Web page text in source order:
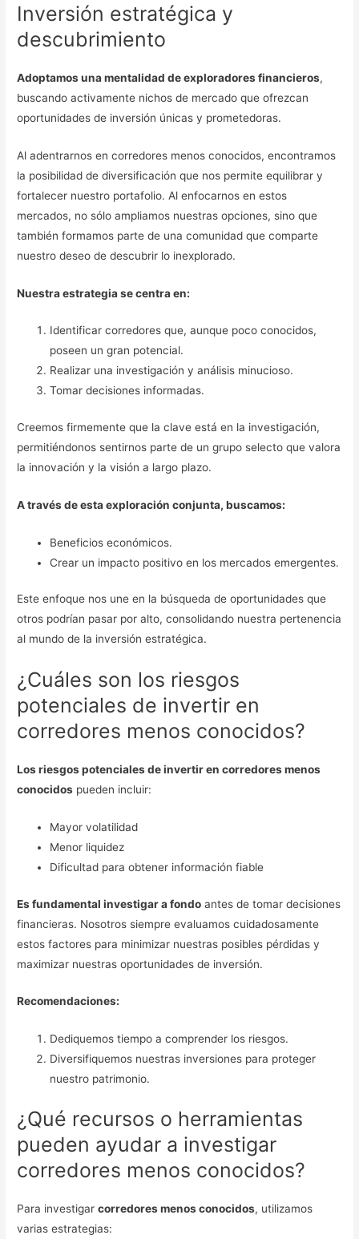
Inversión estratégica y
descubrimiento
Adoptamos una mentalidad de exploradores financieros,
buscando activamente nichos de mercado que ofrezcan
oportunidades de inversión únicas y prometedoras.
Al adentrarnos en corredores menos conocidos, encontramos
la posibilidad de diversificación que nos permite equilibrar y
fortalecer nuestro portafolio. Al enfocarnos en estos
mercados, no sólo ampliamos nuestras opciones, sino que
también formamos parte de una comunidad que comparte
nuestro deseo de descubrir lo inexplorado.
Nuestra estrategia se centra en:
Identificar corredores que, aunque poco conocidos,
poseen un gran potencial.
Realizar una investigación y análisis minucioso.
Tomar decisiones informadas.
Creemos firmemente que la clave está en la investigación,
permitiéndonos sentirnos parte de un grupo selecto que valora
la innovación y la visión a largo plazo.
A través de esta exploración conjunta, buscamos:
Beneficios económicos.
Crear un impacto positivo en los mercados emergentes.
Este enfoque nos une en la búsqueda de oportunidades que
otros podrían pasar por alto, consolidando nuestra pertenencia
al mundo de la inversión estratégica.
¿Cuáles son los riesgos
potenciales de invertir en
corredores menos conocidos?
Los riesgos potenciales de invertir en corredores menos
conocidos pueden incluir:
Mayor volatilidad
Menor liquidez
Dificultad para obtener información fiable
Es fundamental investigar a fondo antes de tomar decisiones
financieras. Nosotros siempre evaluamos cuidadosamente
estos factores para minimizar nuestras posibles pérdidas y
maximizar nuestras oportunidades de inversión.
Recomendaciones:
Dediquemos tiempo a comprender los riesgos.
Diversifiquemos nuestras inversiones para proteger
nuestro patrimonio.
¿Qué recursos o herramientas
pueden ayudar a investigar
corredores menos conocidos?
Para investigarcorredores menos conocidos, utilizamos
varias estrategias: